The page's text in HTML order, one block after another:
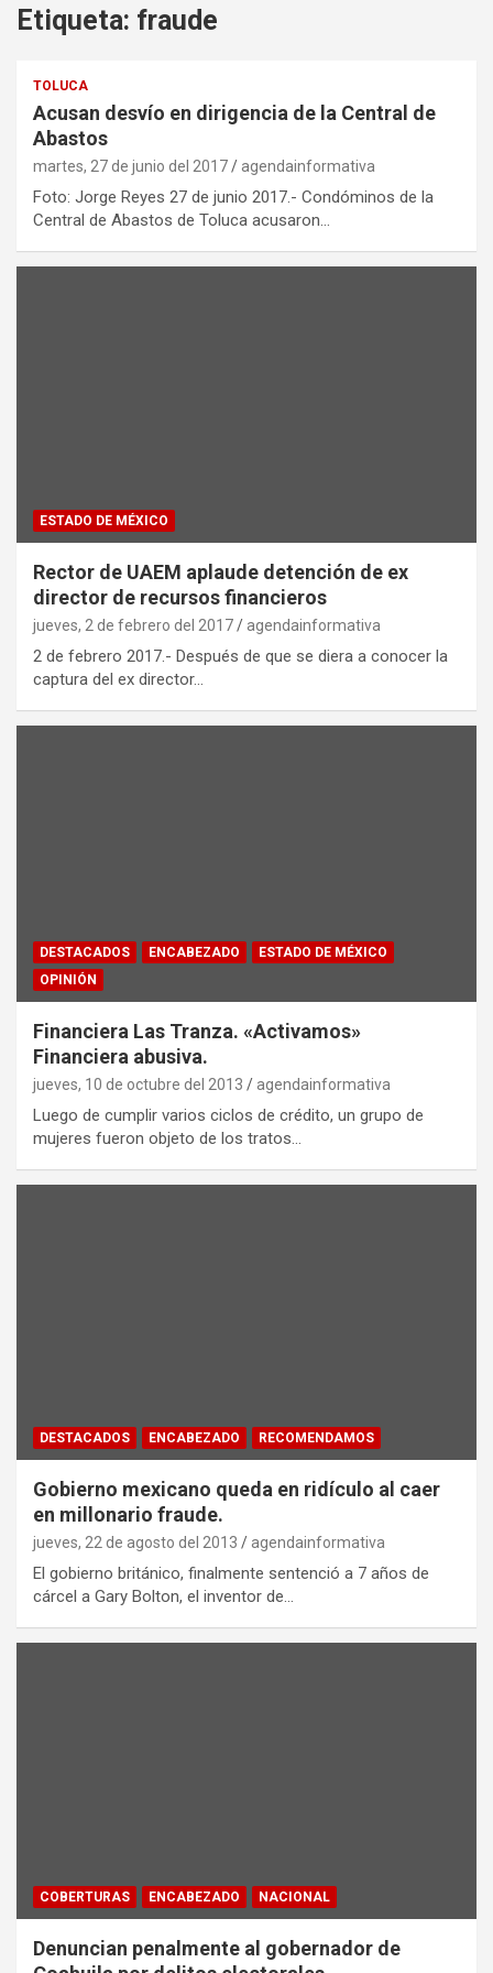
Etiqueta: fraude
TOLUCA
Acusan desvío en dirigencia de la Central de
Abastos
martes, 27 de junio del 2017 agendainformativa
Foto: Jorge Reyes 27 de junio 2017.- Condóminos de la
Central de Abastos de Toluca acusaron…
ESTADO DE MÉXICO
Rector de UAEM aplaude detención de ex
director de recursos financieros
jueves, 2 de febrero del 2017 agendainformativa
2 de febrero 2017.- Después de que se diera a conocer la
captura del ex director…
DESTACADOS ENCABEZADO
ESTADO DE MÉXICO
OPINIÓN
Financiera Las Tranza. «Activamos»
Financiera abusiva.
jueves, 10 de octubre del 2013 agendainformativa
Luego de cumplir varios ciclos de crédito, un grupo de
mujeres fueron objeto de los tratos…
DESTACADOS ENCABEZADO RECOMENDAMOS
Gobierno mexicano queda en ridículo al caer
en millonario fraude.
jueves, 22 de agosto del 2013 agendainformativa
El gobierno británico, finalmente sentenció a 7 años de
cárcel a Gary Bolton, el inventor de…
COBERTURAS ENCABEZADO NACIONAL
Denuncian penalmente al gobernador de